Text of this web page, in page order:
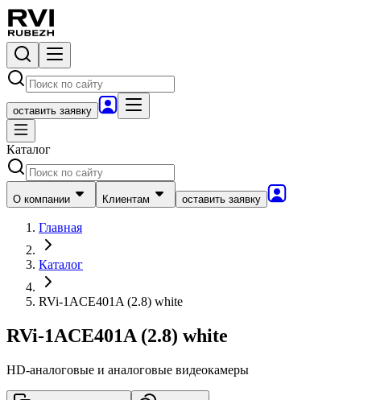
оставить заявку
Каталог
О компании Клиентам оставить заявку
Главная
Каталог
RVi-1ACE401A (2.8) white
RVi-1ACE401A (2.8) white
HD-аналоговые и аналоговые видеокамеры